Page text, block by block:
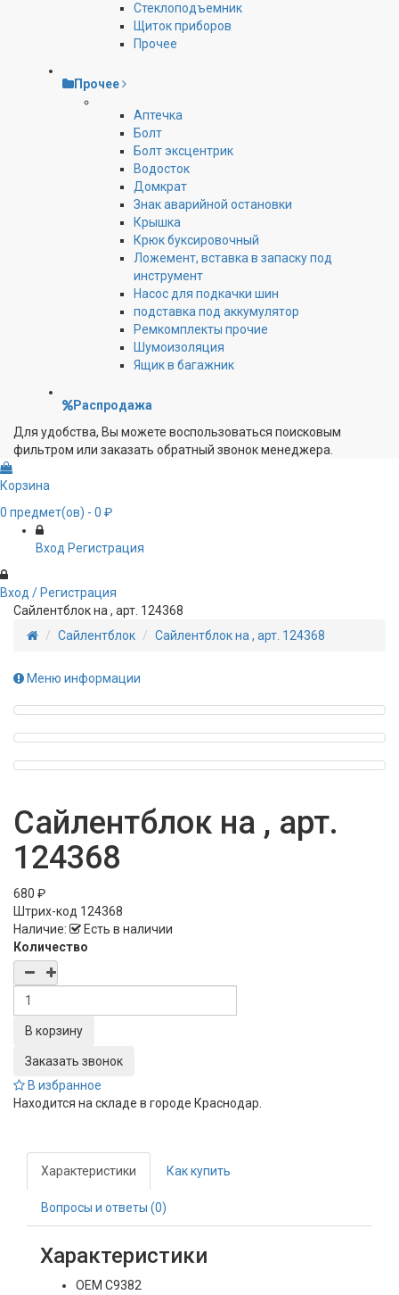
Стеклоподъемник
Щиток приборов
Прочее
Прочее
Аптечка
Болт
Болт эксцентрик
Водосток
Домкрат
Знак аварийной остановки
Крышка
Крюк буксировочный
Ложемент, вставка в запаску под
инструмент
Насос для подкачки шин
подставка под аккумулятор
Ремкомплекты прочие
Шумоизоляция
Ящик в багажник
Распродажа
Для удобства, Вы можете воспользоваться поисковым
фильтром или заказать обратный звонок менеджера.
Корзина
0 предмет(ов) - 0 ₽
Вход Регистрация
Вход / Регистрация
Сайлентблок на , арт. 124368
Сайлентблок
Сайлентблок на , арт. 124368
Меню информации
Сайлентблок на , арт.
124368
680 ₽
Штрих-код 124368
Наличие:
Есть в наличии
Количество
Заказать звонок
В избранное
Находится на складе в городе Краснодар.
Характеристики Как купить
Вопросы и ответы (0)
Характеристики
OEM C9382